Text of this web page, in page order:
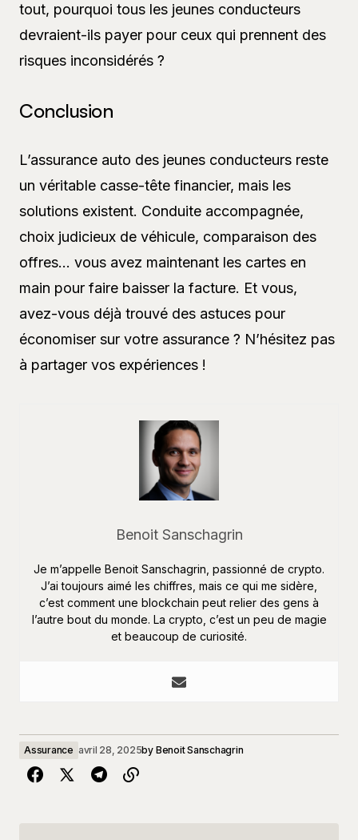
tout, pourquoi tous les jeunes conducteurs
devraient-ils payer pour ceux qui prennent des
risques inconsidérés ?
Conclusion
L’assurance auto des jeunes conducteurs reste
un véritable casse-tête financier, mais les
solutions existent. Conduite accompagnée,
choix judicieux de véhicule, comparaison des
offres… vous avez maintenant les cartes en
main pour faire baisser la facture. Et vous,
avez-vous déjà trouvé des astuces pour
économiser sur votre assurance ? N’hésitez pas
à partager vos expériences !
Benoit Sanschagrin
Je m’appelle Benoit Sanschagrin, passionné de crypto.
J’ai toujours aimé les chiffres, mais ce qui me sidère,
c’est comment une blockchain peut relier des gens à
l’autre bout du monde. La crypto, c’est un peu de magie
et beaucoup de curiosité.
Assurance avril 28, 2025by Benoit Sanschagrin